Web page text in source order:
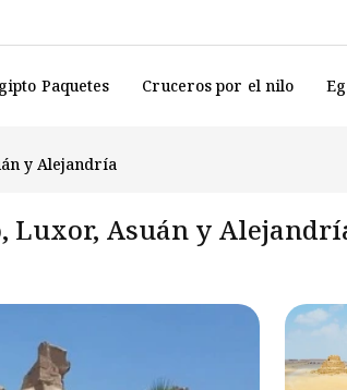
Paquetes Cruceros por el nilo
y Alejandría
Luxor, Asuán y